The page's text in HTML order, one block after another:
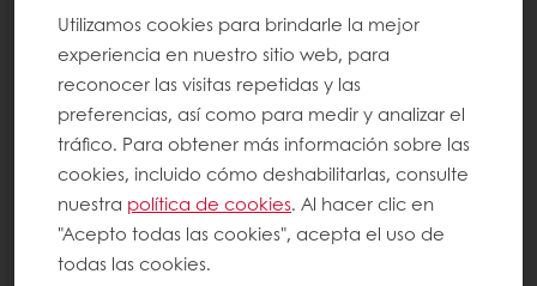
Utilizamos cookies para brindarle la mejor
experiencia en nuestro sitio web, para
reconocer las visitas repetidas y las
preferencias, así como para medir y analizar el
tráfico. Para obtener más información sobre las
cookies, incluido cómo deshabilitarlas, consulte
nuestra política de cookies. Al hacer clic en
"Acepto todas las cookies", acepta el uso de
todas las cookies.